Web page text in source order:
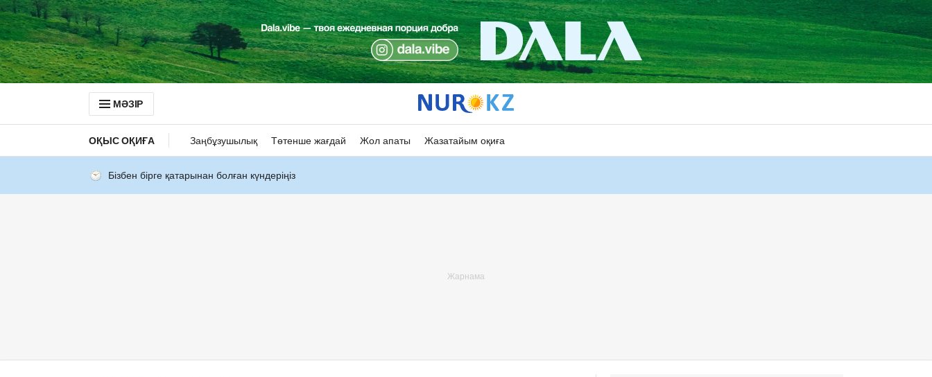
МӘЗІР
ОҚЫС ОҚИҒА Заңбұзушылық Төтенше жағдай Жол апаты Жазатайым оқиға
Бізбен бірге қатарынан болған күндеріңіз